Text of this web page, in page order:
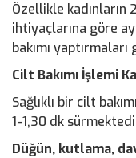
Özellikle kadınların
ihtiyaçlarına göre
bakımı
Cilt Bakımı İşlemi
Sağlıklı bir cilt
1-1,30 dk
Düğün, kutlama,